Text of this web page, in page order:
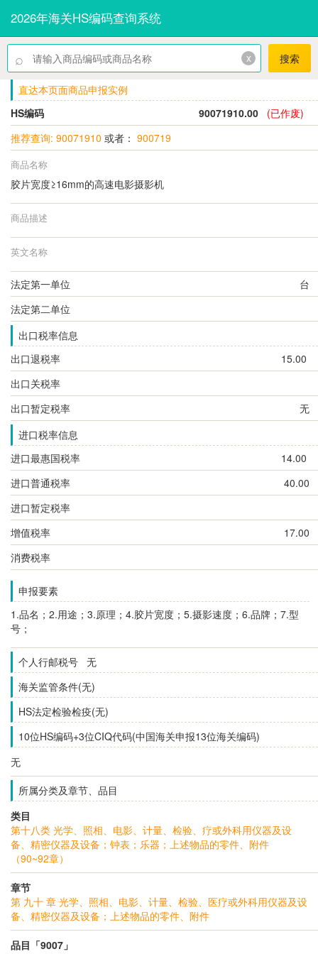
2026年海关HS编码查询系统
⌕ x 搜索
直达本页面商品申报实例
HS编码
90071910.00
(已作废)
推荐查询: 90071910 或者： 900719
商品名称
胶片宽度≥16mm的高速电影摄影机
商品描述
英文名称
法定第一单位
台
法定第二单位
出口税率信息
出口退税率
15.00
出口关税率
出口暂定税率
无
进口税率信息
进口最惠国税率
14.00
进口普通税率
40.00
进口暂定税率
增值税率
17.00
消费税率
申报要素
1.品名；2.用途；3.原理；4.胶片宽度； 5.摄影速度；6.品牌；7.型
号；
个人行邮税号 无
海关监管条件(无)
HS法定检验检疫(无)
10位HS编码+3位CIQ代码(中国海关申报13位海关编码)
无
所属分类及章节、品目
类目
第十八类 光学、照相、电影、计量、检验、疗或外科用仪器及设
备、精密仪器及设备；钟表；乐器；上述物品的零件、附件
（90~92章）
章节
第 九十 章 光学、照相、电影、计量、检验、医疗或外科用仪器及设
备、精密仪器及设备；上述物品的零件、附件
品目「9007」